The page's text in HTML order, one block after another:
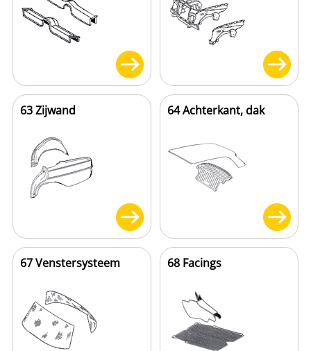
63 Zijwand 64 Achterkant, dak
67 Venstersysteem 68 Facings